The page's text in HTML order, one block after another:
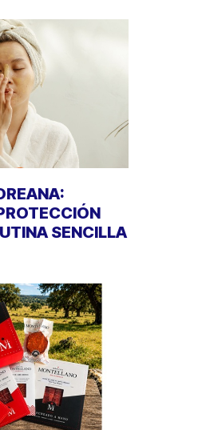
SENCILLA